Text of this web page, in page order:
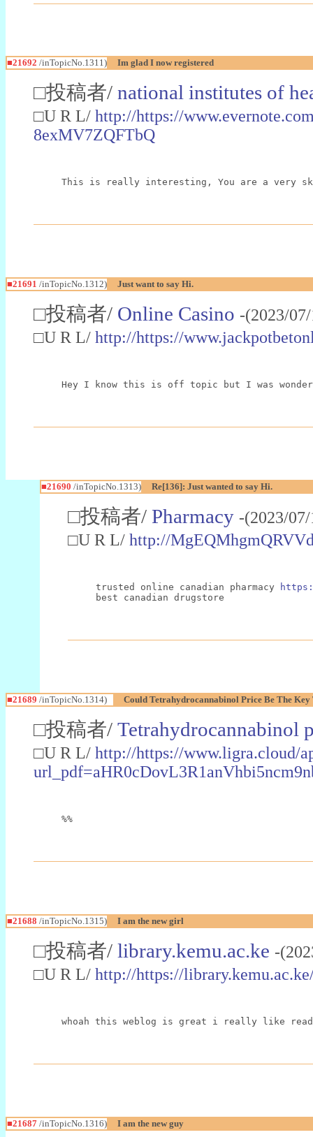
■21692 /inTopicNo.1311) Im glad I now registered
□投稿者/ national institutes of
□U R L/ http://https://
8exMV7ZQFTbQ
This is really interesting, You are a very
■21691 /inTopicNo.1312) Just want to say Hi.
□投稿者/ Online Casino -(2023/
□U R L/ http://https://
Hey I know this is off topic but I was
■21690 /inTopicNo.1313) Re[136]: Just wanted to say Hi.
□投稿者/ Pharmacy -(2023/
□U R L/ http://
trusted online canadian pharmacy
■21689 /inTopicNo.1314) Could Tetrahydrocannabinol Price Be The Key
□投稿者/ Tetrahydrocannabinol
□U R L/ http://https://www.ligra.cloud/
%%
■21688 /inTopicNo.1315) I am the new girl
□投稿者/ library.kemu.ac.ke -
□U R L/ http://https://
whoah this weblog is great i really like
■21687 /inTopicNo.1316) I am the new guy